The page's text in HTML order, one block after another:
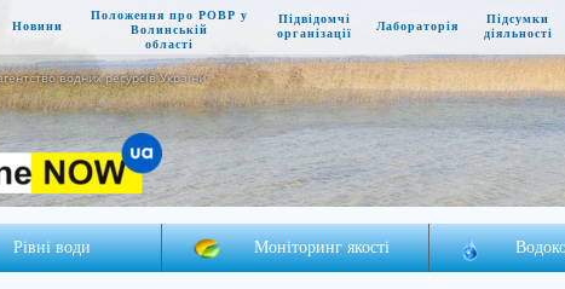
Новини
Положення про РОВР у
Волинській
області
Підвідомчі
організації
Лабораторія
Підсумки
діяльності
водних ресурсів України
Рівні води Моніторинг якості